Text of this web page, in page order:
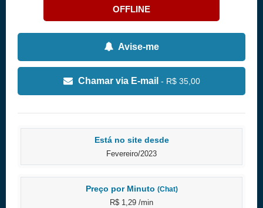
OFFLINE
Avise-me
Chamar via E-mail - R$ 35,00
Está no site desde
Fevereiro/2023
Preço por Minuto (Chat)
R$ 1,29 /min